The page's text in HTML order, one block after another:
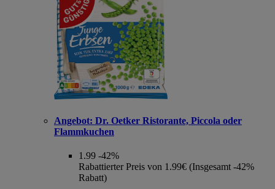
Angebot: Dr. Oetker Ristorante, Piccola oder
Flammkuchen
1.99 -42%
Rabattierter Preis von 1.99€ (Insgesamt -42%
Rabatt)